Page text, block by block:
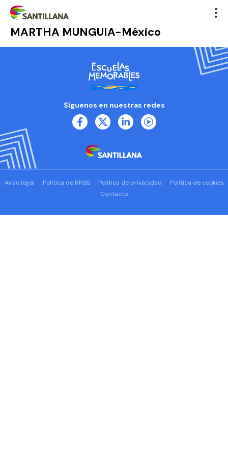
MARTHA MUNGUIA-México
Síguenos en nuestras redes
Aviso legal Política de RRSS Política de privacidad
Política de cookies
Contacto